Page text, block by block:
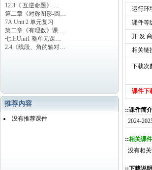
12.3《 互逆命题》 …
第二章《对称图形-圆…
7A Unit 2 单元复习
第二章《有理数》课…
七上Unit1 整单元课…
2.4《线段、角的轴对…
推荐内容
没有推荐课件
运行环
课件等
开 发
相关链
下载次
本
课件下
::课件简
2024-
::相关课件
没有相
::下载说